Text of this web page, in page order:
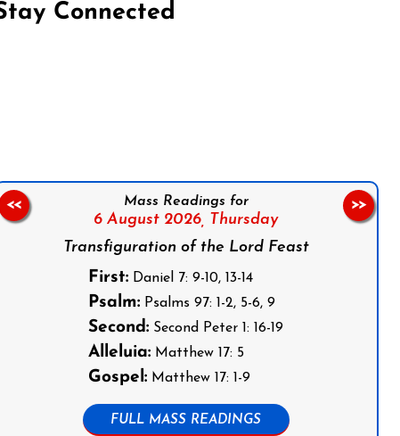
Connected
Mass Readings for
6 August 2026, Thursday
Transfiguration of the Lord Feast
First: Daniel 7: 9-10, 13-14
Psalm: Psalms 97: 1-2, 5-6, 9
Second: Second Peter 1: 16-19
Alleluia: Matthew 17: 5
Gospel: Matthew 17: 1-9
FULL MASS READINGS
<< >>